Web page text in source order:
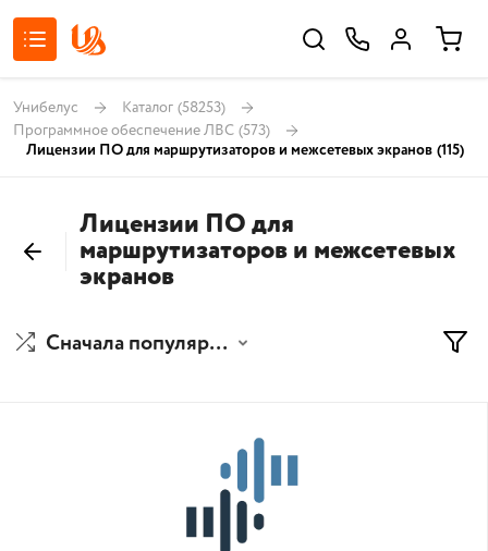
Унибелус Каталог (58253)
Программное обеспечение ЛВС (573)
Лицензии ПО для маршрутизаторов и межсетевых экранов (115)
Лицензии ПО для
маршрутизаторов и межсетевых
экранов
Сначала популярные